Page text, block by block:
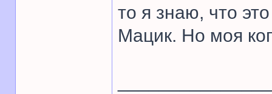
то я знаю, что
Мацик. Но моя